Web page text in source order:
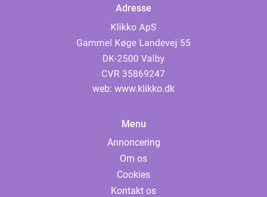
Adresse
web: www.klikko.dk
Menu
Annoncering
Om os
Cookies
Kontakt os